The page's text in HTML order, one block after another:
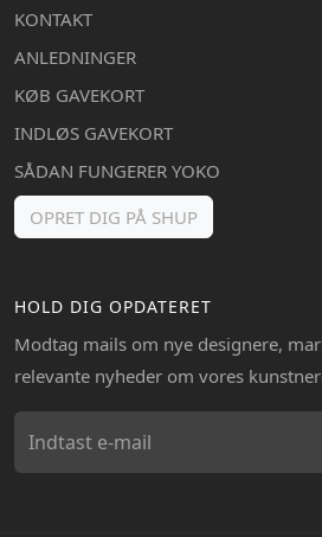
KONTAKT
ANLEDNINGER
KØB GAVEKORT
INDLØS GAVEKORT
SÅDAN FUNGERER YOKO
OPRET DIG PÅ SHUP
HOLD DIG OPDATERET
Modtag mails om nye designere,
relevante nyheder om vores